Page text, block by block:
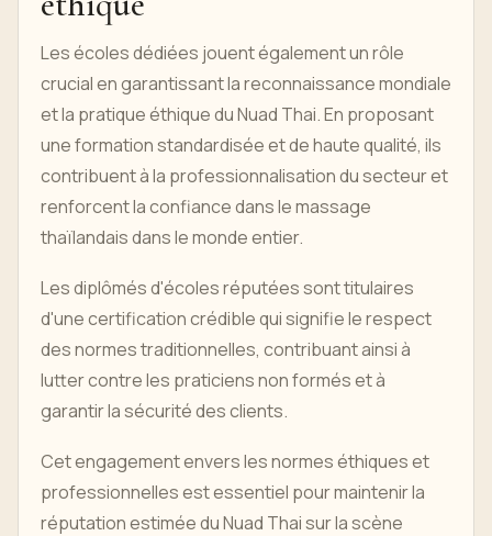
Les écoles dédiées jouent également un rôle
crucial en garantissant la reconnaissance mondiale
et la pratique éthique du Nuad Thai. En proposant
une formation standardisée et de haute qualité, ils
contribuent à la professionnalisation du secteur et
renforcent la confiance dans le massage
thaïlandais dans le monde entier.
Les diplômés d'écoles réputées sont titulaires
d'une certification crédible qui signifie le respect
des normes traditionnelles, contribuant ainsi à
lutter contre les praticiens non formés et à
garantir la sécurité des clients.
Cet engagement envers les normes éthiques et
professionnelles est essentiel pour maintenir la
réputation estimée du Nuad Thai sur la scène